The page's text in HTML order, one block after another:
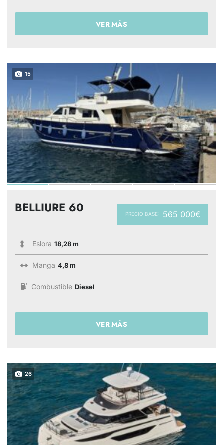
VER MÁS
15
PRECIO BASE: 565 000€
BELLIURE 60
Eslora 18,28 m
Manga 4,8 m
Combustible Diesel
VER MÁS
26